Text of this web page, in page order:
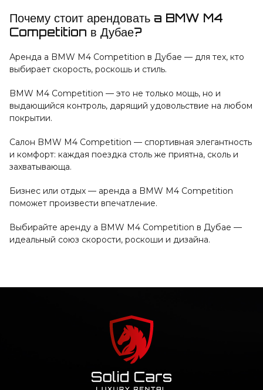
Почему стоит арендовать a BMW M4
Competition в Дубае?
Аренда a BMW M4 Competition в Дубае — для тех, кто
выбирает скорость, роскошь и стиль.
BMW M4 Competition — это не только мощь, но и
выдающийся контроль, дарящий удовольствие на любом
покрытии.
Салон BMW M4 Competition — спортивная элегантность
и комфорт: каждая поездка столь же приятна, сколь и
захватывающа.
Бизнес или отдых — аренда a BMW M4 Competition
поможет произвести впечатление.
Выбирайте аренду a BMW M4 Competition в Дубае —
идеальный союз скорости, роскоши и дизайна.